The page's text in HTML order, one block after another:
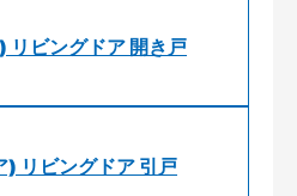
ビングドア 開き戸
リビングドア 引戸